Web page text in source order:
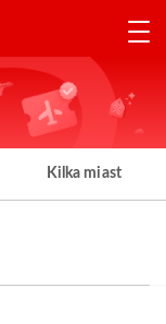
Kilka miast